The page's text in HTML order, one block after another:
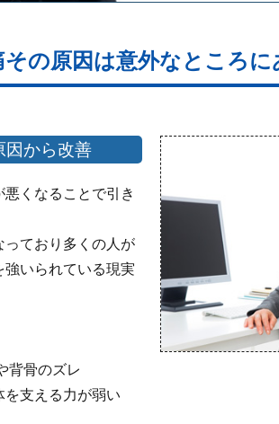
の原因は意外なところに
因から改善
くなることで引き
っており多くの人が
いられている現実
背骨のズレ
支える力が弱い